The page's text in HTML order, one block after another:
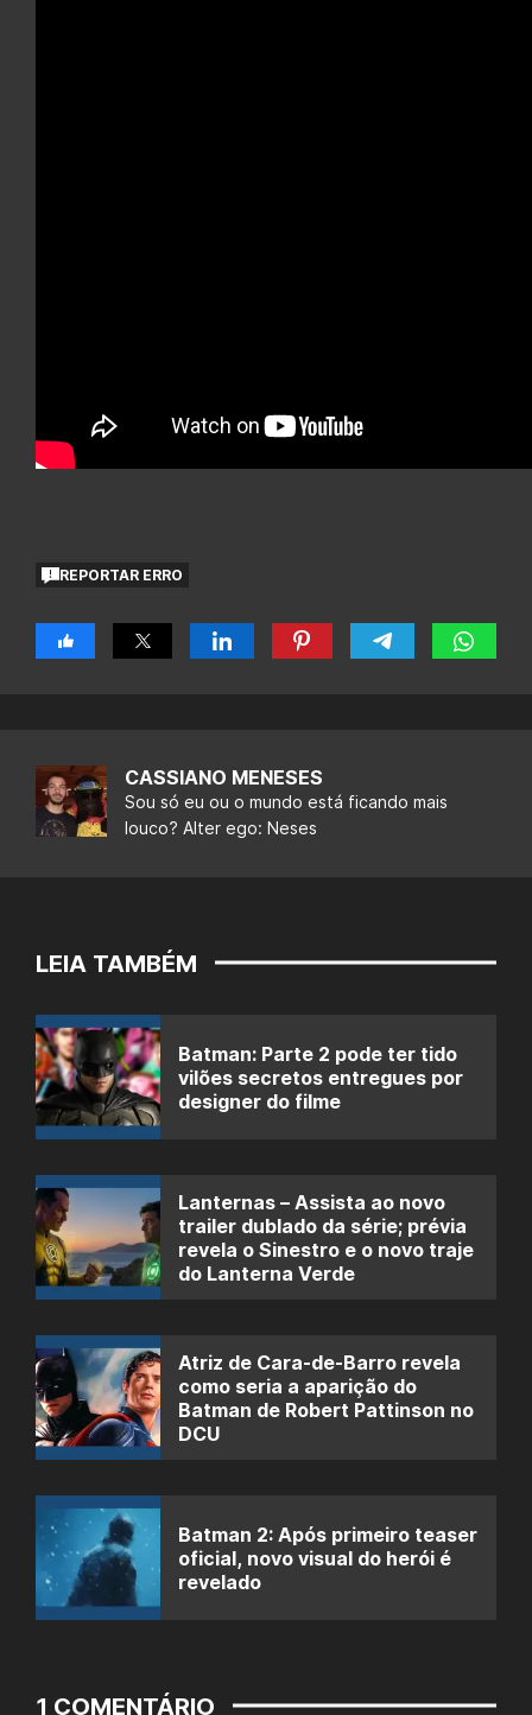
REPORTAR ERRO
CASSIANO MENESES
Sou só eu ou o mundo está ficando mais
louco? Alter ego: Neses
LEIA TAMBÉM
Batman: Parte 2 pode ter tido
vilões secretos entregues por
designer do filme
Lanternas – Assista ao novo
trailer dublado da série; prévia
revela o Sinestro e o novo traje
do Lanterna Verde
Atriz de Cara-de-Barro revela
como seria a aparição do
Batman de Robert Pattinson no
DCU
Batman 2: Após primeiro teaser
oficial, novo visual do herói é
revelado
1 COMENTÁRIO